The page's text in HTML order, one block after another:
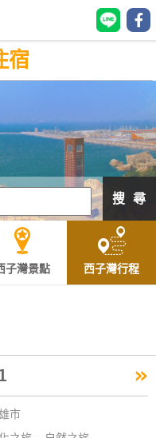
宿
搜 尋
子灣景點 西子灣行程
»
市